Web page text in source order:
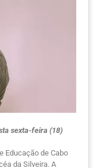
sexta-feira (18)
Educação de Cabo
da Silveira. A